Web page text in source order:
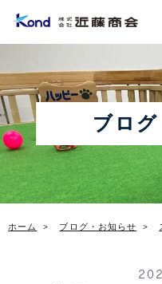
ブロ
ホーム ブログ・お知らせ